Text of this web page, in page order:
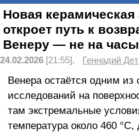
Новая керамическая
откроет путь к
Венеру — не на
24.02.2026 [21:55], Геннадий
Венера остаётся одним
исследований на
там экстремальные
температура около 460